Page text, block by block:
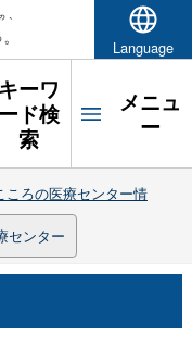
Language
キーワ
ード検
索
メニュ
ー
ころの医療センター情
センター